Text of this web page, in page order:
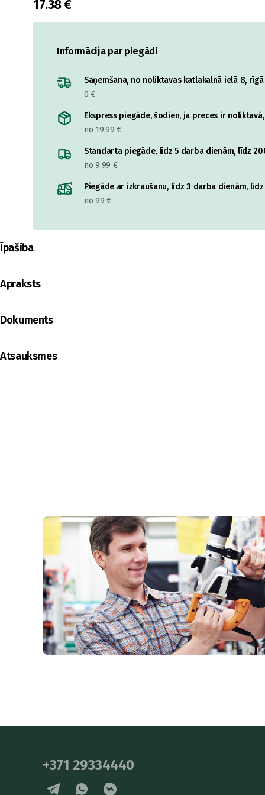
17.38 €
Informācija par piegādi
Saņemšana, no noliktavas katlakalnā ielā 8, rīgā
0 €
Ekspress piegāde, šodien, ja preces ir
no 19.99 €
Standarta piegāde, līdz 5 darba dienām, līdz
no 9.99 €
Piegāde ar izkraušanu, līdz 3 darba dienām,
no 99 €
Īpašība
Apraksts
Dokuments
Atsauksmes
+371 29334440